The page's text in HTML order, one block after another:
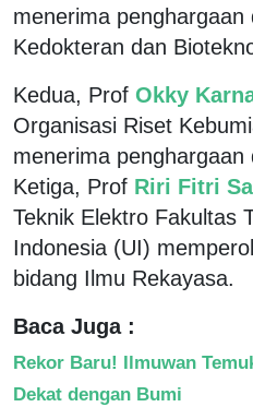
menerima penghargaan
Kedokteran dan
Kedua, Prof Okky
Organisasi Riset
menerima penghargaan
Ketiga, Prof Riri Fitri
Teknik Elektro Fakultas
Indonesia (UI)
bidang Ilmu Rekayasa.
Baca Juga :
Rekor Baru! Ilmuwan
Dekat dengan Bumi